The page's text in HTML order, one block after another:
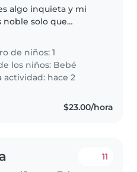
algo inquieta y mi
noble solo que
de niños: 1
los niños: Bebé
actividad: hace 2
$23.00/hora
11